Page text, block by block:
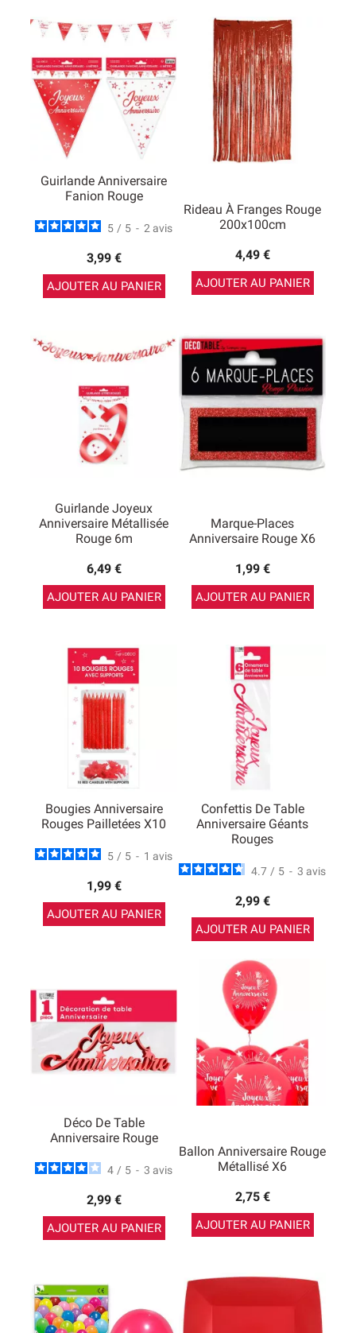
Guirlande Anniversaire
Fanion Rouge
5 / 5 - 2 avis
3,99 €
AJOUTER AU PANIER
Rideau À Franges Rouge
200x100cm
4,49 €
AJOUTER AU PANIER
Guirlande Joyeux
Anniversaire Métallisée
Rouge 6m
6,49 €
AJOUTER AU PANIER
Marque-Places
Anniversaire Rouge X6
1,99 €
AJOUTER AU PANIER
Bougies Anniversaire
Rouges Pailletées X10
5 / 5 - 1 avis
1,99 €
AJOUTER AU PANIER
Confettis De Table
Anniversaire Géants
Rouges
4.7 / 5 - 3 avis
2,99 €
AJOUTER AU PANIER
Déco De Table
Anniversaire Rouge
4 / 5 - 3 avis
2,99 €
AJOUTER AU PANIER
Ballon Anniversaire Rouge
Métallisé X6
2,75 €
AJOUTER AU PANIER